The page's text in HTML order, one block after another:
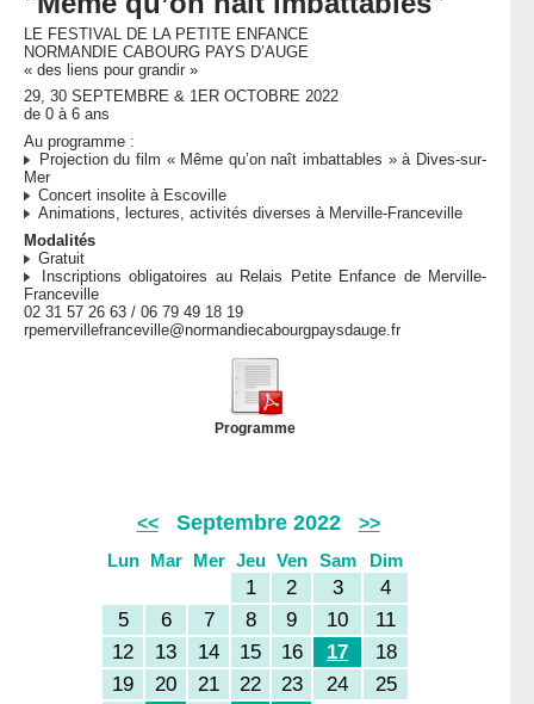
AGENDA
LETTRES D’INFO
MENTIONS LÉGALES
<< Septembre 2022
>>
Lun
Mar Mer Jeu Ven Sam Dim
1 2 3
4
5
6 7 8 9 10
11
12
13 14 15 16 17
18
19
20 21 22 23 24 25
LE FESTIVAL DE LA PETITE ENFANCE
NORMANDIE CABOURG PAYS D’AUGE
« des liens pour grandir »
29, 30 SEPTEMBRE & 1ER OCTOBRE 2022
de 0 à 6 ans
Au programme :
Projection du film « Même qu’on naît imbattables » à Dives-sur-
Mer
Concert insolite à Escoville
Animations, lectures, activités diverses à Merville-Franceville
Modalités
Gratuit
Inscriptions obligatoires au Relais Petite Enfance de Merville-
Franceville
02 31 57 26 63 / 06 79 49 18 19
rpemervillefranceville@normandiecabourgpaysdauge.fr
Programme